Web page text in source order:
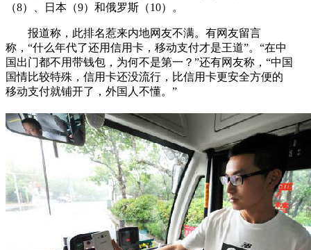
（8）、日本（9）和俄罗斯（10）。
报道称，此排名惹来内地网友不满。有网友留言
称，“什么年代了还用信用卡，移动支付才是王道”。“在中
国出门都不用带钱包，为何不是第一？”还有网友称，“中国
国情比较特殊，信用卡还没流行，比信用卡更安全方便的
移动支付就铺开了，外国人不懂。”